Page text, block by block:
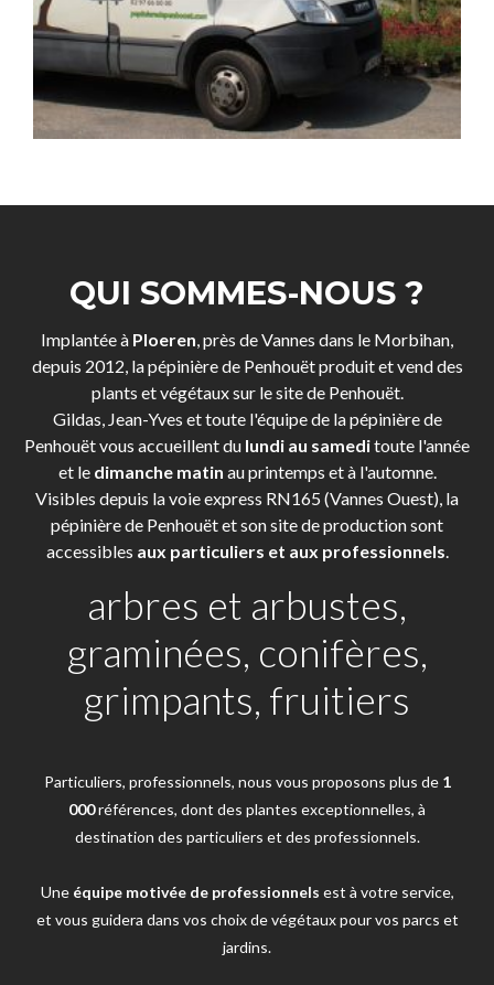
QUI SOMMES-NOUS ?
Implantée à Ploeren, près de Vannes dans le Morbihan,
depuis 2012, la pépinière de Penhouët produit et vend des
plants et végétaux sur le site de Penhouët.
Gildas, Jean-Yves et toute l'équipe de la pépinière de
Penhouët vous accueillent du lundi au sameditoute l'année
et le dimanche matin au printemps et à l'automne.
Visibles depuis la voie express RN165 (Vannes Ouest), la
pépinière de Penhouët et son site de production sont
accessibles aux particuliers et aux professionnels.
arbres et arbustes,
graminées, conifères,
grimpants, fruitiers
Particuliers, professionnels, nous vous proposons plus de 1
000références, dont des plantes exceptionnelles, à
destination des particuliers et des professionnels.
Une équipe motivée de professionnels est à votre service,
et vous guidera dans vos choix de végétaux pour vos parcs et
jardins.